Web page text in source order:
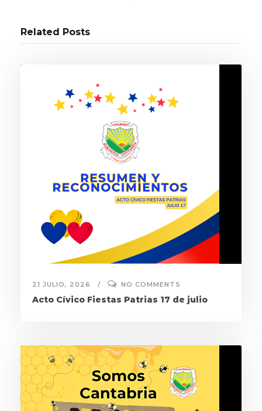
Related Posts
21 JULIO, 2026 NO COMMENTS
Acto Cívico Fiestas Patrias 17 de julio